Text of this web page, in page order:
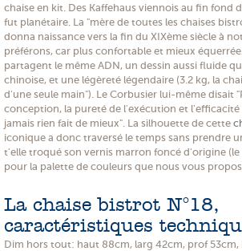
chaise en kit. Des Kaffehaus viennois au fin fond
fut planétaire. La "mère de toutes les chaises
donna naissance vers la fin du XIXème siècle à
préférons, car plus confortable et mieux
partagent le même ADN, un dessin aussi fluide
chinoise, et une légèreté légendaire (3.2 kg, la
d'une seule main"). Le Corbusier lui-même disait
conception, la pureté de l'exécution et
jamais rien fait de mieux". La silhouette de cette
iconique a donc traversé le temps sans prendre
t'elle troqué son vernis marron foncé d'origine
pour la palette de couleurs que nous vous
La chaise bistrot N°18,
caractéristiques
Dim hors tout: haut 88cm, larg 42cm, prof 53cm,